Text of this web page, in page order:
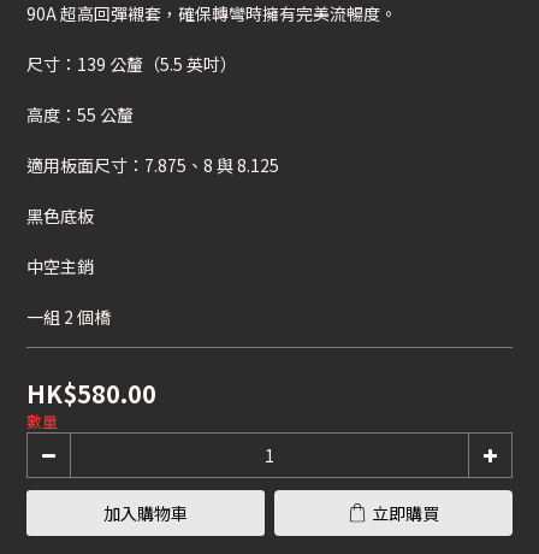
90A 超高回彈襯套，確保轉彎時擁有完美流暢度。
尺寸：139 公釐（5.5 英吋）
高度：55 公釐
適用板面尺寸：7.875、8 與 8.125
黑色底板
中空主銷
一組 2 個橋
HK$580.00
數量
加入購物車 立即購買